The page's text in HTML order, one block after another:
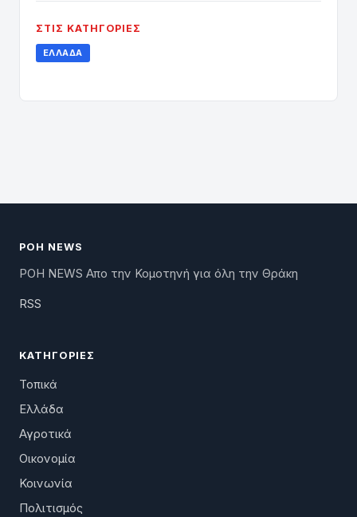
ΣΤΙΣ ΚΑΤΗΓΟΡΊΕΣ
ΕΛΛΆΔΑ
ΡΟΗ NEWS
ΡΟΗ NEWS Απο την Κομοτηνή για όλη την Θράκη
RSS
ΚΑΤΗΓΟΡΊΕΣ
Τοπικά
Ελλάδα
Αγροτικά
Οικονομία
Κοινωνία
Πολιτισμός